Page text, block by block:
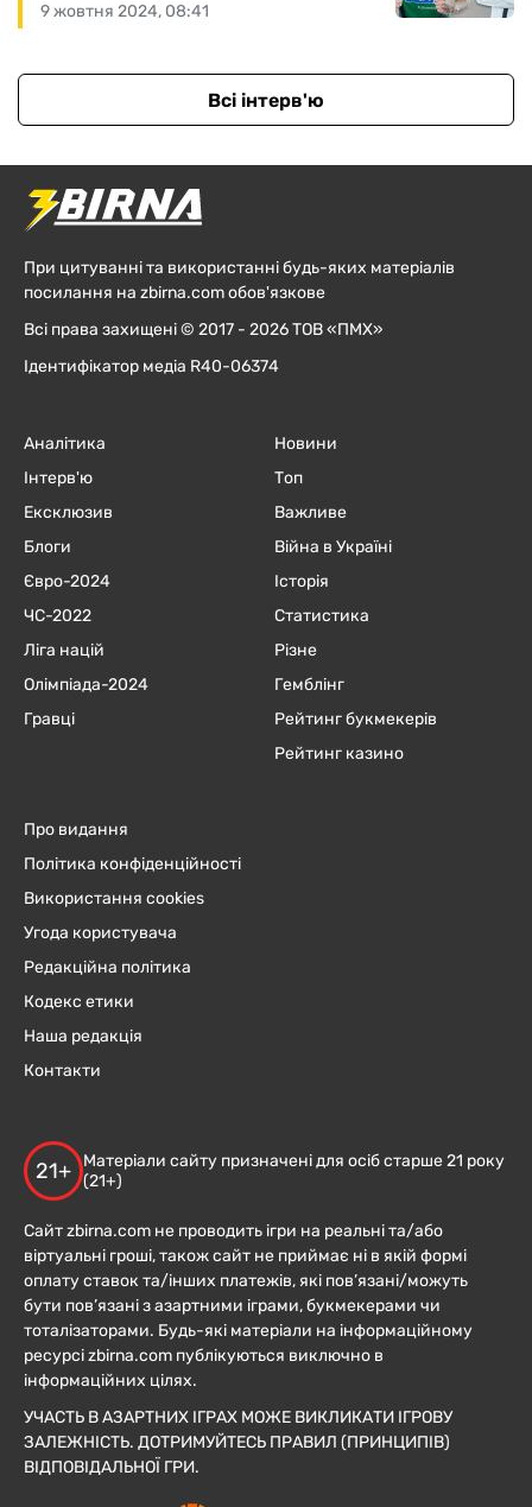
9 жовтня 2024, 08:41
Всі інтерв'ю
При цитуванні та використанні будь-яких матеріалів
посилання на zbirna.com обов'язкове
Всі права захищені © 2017 - 2026 ТОВ «ПМХ»
Ідентифікатор медіа R40-06374
Аналітика
Інтерв'ю
Ексклюзив
Блоги
Євро-2024
ЧC-2022
Ліга націй
Олімпіада-2024
Гравці
Новини
Топ
Важливе
Війна в Україні
Історія
Статистика
Різне
Гемблінг
Рейтинг букмекерів
Рейтинг казино
Про видання
Політика конфіденційності
Використання cookies
Угода користувача
Редакційна політика
Кодекс етики
Наша редакція
Контакти
21+
Матеріали сайту призначені для осіб старше 21 року
(21+)
Сайт zbirna.com не проводить ігри на реальні та/або
віртуальні гроші, також сайт не приймає ні в якій формі
оплату ставок та/інших платежів, які пов’язані/можуть
бути пов’язані з азартними іграми, букмекерами чи
тоталізаторами. Будь-які матеріали на інформаційному
ресурсі zbirna.com публікуються виключно в
інформаційних цілях.
УЧАСТЬ В АЗАРТНИХ ІГРАХ МОЖЕ ВИКЛИКАТИ ІГРОВУ
ЗАЛЕЖНІСТЬ. ДОТРИМУЙТЕСЬ ПРАВИЛ (ПРИНЦИПІВ)
ВІДПОВІДАЛЬНОЇ ГРИ.